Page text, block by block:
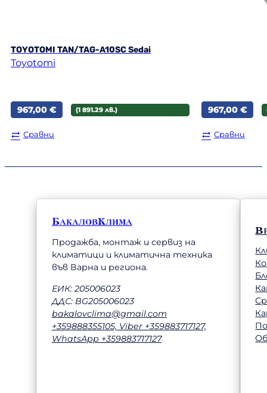
TOYOTOMI TAN/TAG-A10SC Sedai
Toyotomi
967,00 € (1 891.29 лв.)
Сравни
967,00 €
Сравни
БакаловКлима
Продажба, монтаж и сервиз на
климатици и климатична техника
във Варна и региона.
ЕИК: 205006023
ДДС: BG205006023
bakalovclima@gmail.com
+359888355105, Viber +359883717127,
WhatsApp +359883717127